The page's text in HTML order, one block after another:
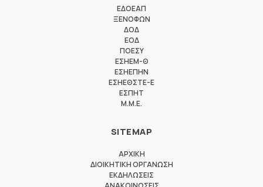
ΕΔΟΕΑΠ
ΞΕΝΟΦΩΝ
ΔΟΔ
ΕΟΔ
ΠΟΕΣΥ
ΕΣΗΕΜ-Θ
ΕΣΗΕΠΗΝ
ΕΣΗΕΘΣΤΕ-Ε
ΕΣΠΗΤ
M.M.E.
SITEMAP
ΑΡΧΙΚΗ
ΔΙΟΙΚΗΤΙΚΗ ΟΡΓΑΝΩΣΗ
ΕΚΔΗΛΩΣΕΙΣ